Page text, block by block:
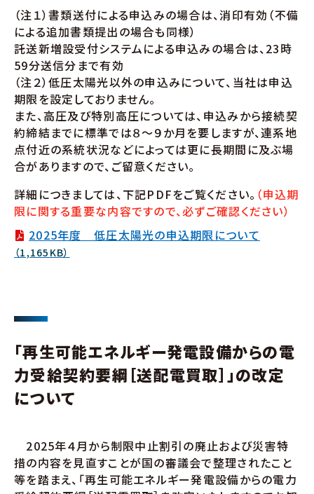
（注１）書類送付による申込みの場合は、消印有効（不備
による追加書類提出の場合も同様）
託送新増設受付システムによる申込みの場合は、23時
59分送信分まで有効
（注２）低圧太陽光以外の申込みについて、当社は申込
期限を設定しておりません。
また、高圧及び特別高圧については、申込みから接続契
約締結までに標準では８～９か月を要しますが、連系地
点付近の系統状況などによっては更に長期間に及ぶ場
合がありますので、ご留意ください。
詳細につきましては、下記PDFをご覧ください。 （申込期
限に関する重要な内容ですので、必ずご確認ください）
2025年度 低圧太陽光の申込期限について
（1,165KB）
「再生可能エネルギー発電設備からの電
力受給契約要綱［送配電買取］」の改定
について
2025年４月から制限中止割引の廃止および災害特
措の内容を見直すことが国の審議会で整理されたこと
等を踏まえ、「再生可能エネルギー発電設備からの電力